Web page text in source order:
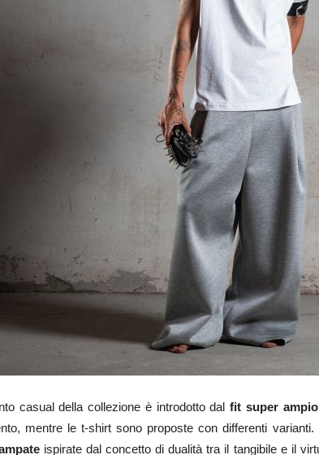
casual della collezione è introdotto dalfit super ampio
mentre le t-shirt sono proposte con differenti
ispirate dal concetto di dualità tra il tangibile e il